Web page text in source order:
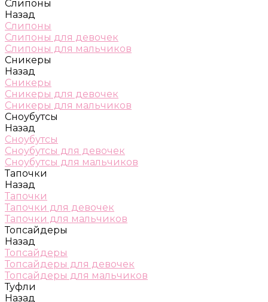
Слипоны
Назад
Слипоны
Слипоны для девочек
Слипоны для мальчиков
Сникеры
Назад
Сникеры
Сникеры для девочек
Сникеры для мальчиков
Сноубутсы
Назад
Сноубутсы
Сноубутсы для девочек
Сноубутсы для мальчиков
Тапочки
Назад
Тапочки
Тапочки для девочек
Тапочки для мальчиков
Топсайдеры
Назад
Топсайдеры
Топсайдеры для девочек
Топсайдеры для мальчиков
Туфли
Назад